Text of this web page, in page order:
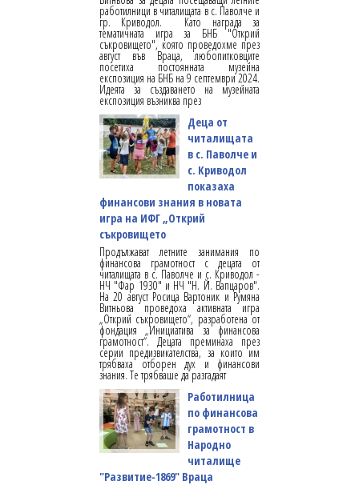
работилници в читалищата в с. Паволче и
гр. Криводол. Като награда за
тематичната игра за БНБ "Открий
съкровището", която проведохме през
август във Враца, любопитковците
посетиха постоянната музейна
експозиция на БНБ на 9 септември 2024.
Идеята за създаването на музейната
експозиция възниква през
Деца от
читалищата
в с. Паволче и
с. Криводол
показаха
финансови знания в новата
игра на ИФГ „Открий
съкровището
Продължават летните занимания по
финансова грамотност с децата от
читалищата в с. Паволче и с. Криводол -
НЧ "Фар 1930" и НЧ "Н. Й. Вапцаров".
На 20 август Росица Вартоник и Румяна
Витньова проведоха активната игра
„Открий съкровището“, разработена от
фондация „Инициатива за финансова
грамотност“. Децата преминаха през
серии предизвикателства, за които им
трябваха отборен дух и финансови
знания. Те трябваше да разгадаят
Работилница
по финансова
грамотност в
Народно
читалище
"Развитие-1869" Враца